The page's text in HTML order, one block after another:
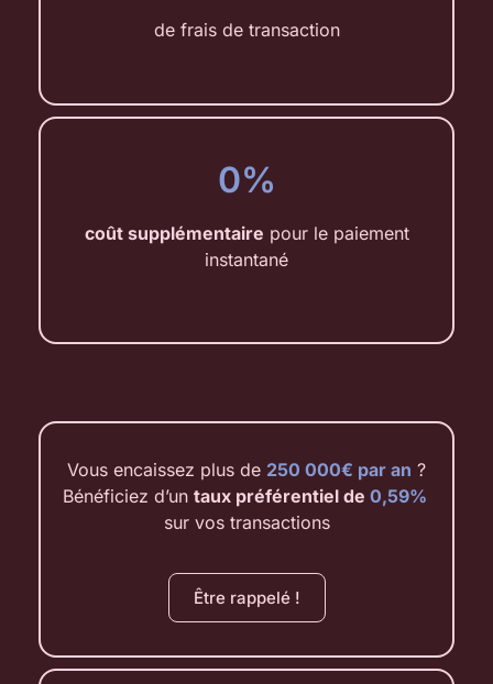
de frais de transaction
0%
coût supplémentaire pour le paiement
instantané
Vous encaissez plus de 250 000€ par an ?
Bénéficiez d’un taux préférentiel de 0,59%
sur vos transactions
Être rappelé !